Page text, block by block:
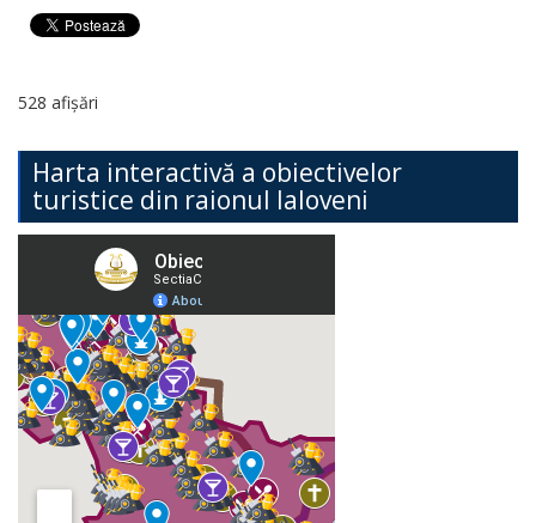
528 afișări
Harta interactivă a obiectivelor
turistice din raionul Ialoveni